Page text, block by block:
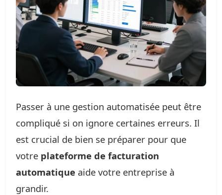
Passer à une gestion automatisée peut être
compliqué si on ignore certaines erreurs. Il
est crucial de bien se préparer pour que
votre plateforme de facturation
automatique aide votre entreprise à
grandir.